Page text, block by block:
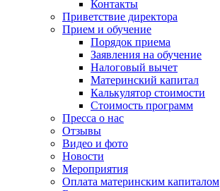
Контакты
Приветствие директора
Прием и обучение
Порядок приема
Заявления на обучение
Налоговый вычет
Материнский капитал
Калькулятор стоимости
Стоимость программ
Пресса о нас
Отзывы
Видео и фото
Новости
Мероприятия
Оплата материнским капиталом